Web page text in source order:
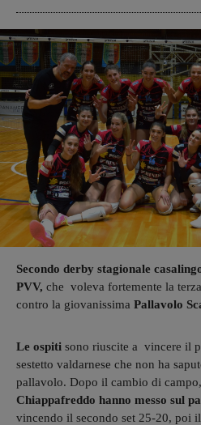
Secondo derby stagionale
PVV, che voleva fortemente la
contro la giovanissima Pallavolo
Le ospiti sono riuscite a vincere il
sestetto valdarnese che non ha
pallavolo. Dopo il cambio di campo,
Chiappafreddo hanno messo sul
vincendo il secondo set 25-20, poi